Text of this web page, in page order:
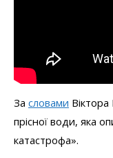
За словами
прісної води, яка
катастрофа».